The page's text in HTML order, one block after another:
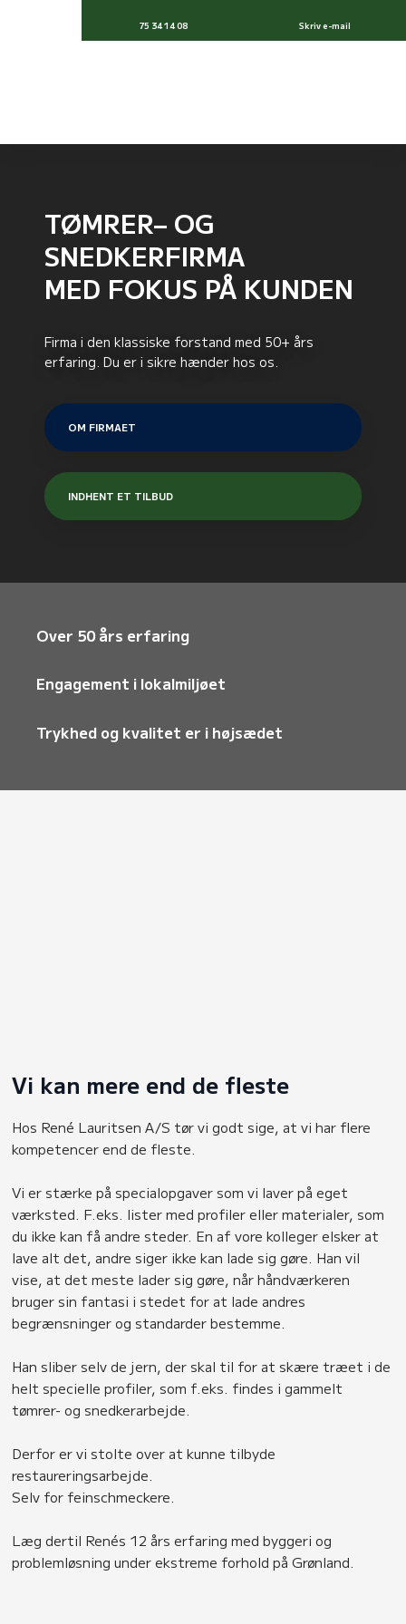
75 34 14 08 Skriv e-mail
TØMRER– OG
SNEDKERFIRMA
​MED FOKUS PÅ KUNDEN
​Firma i den klassiske forstand med 50+ års
erfaring. Du er i sikre hænder hos os.
OM FIRMAET
INDHENT ET TILBUD
Over 50 års erfaring
Engagement i lokalmiljøet
Trykhed og kvalitet er i højsædet
Vi kan mere end de fleste
Hos René Lauritsen A/S tør vi godt sige, at vi har flere
kompetencer end de fleste.
Vi er stærke på specialopgaver som vi laver på eget
værksted. F.eks. lister med profiler eller materialer, som
du ikke kan få andre steder. En af vore kolleger elsker at
lave alt det, andre siger ikke kan lade sig gøre. Han vil
vise, at det meste lader sig gøre, når håndværkeren
bruger sin fantasi i stedet for at lade andres
begrænsninger og standarder bestemme.
Han sliber selv de jern, der skal til for at skære træet i de
helt specielle profiler, som f.eks. findes i gammelt
tømrer- og snedkerarbejde.
Derfor er vi stolte over at kunne tilbyde
restaureringsarbejde.
Selv for feinschmeckere.
Læg dertil Renés 12 års erfaring med byggeri og
problemløsning under ekstreme forhold på Grønland.